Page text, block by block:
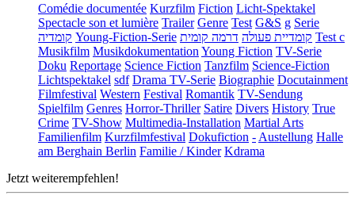
Comédie documentée Kurzfilm Fiction Licht-Spektakel
Spectacle son et lumière Trailer Genre Test G&S g Serie
קומדיה Young-Fiction-Serie קומדיית פעולה דרמה קומית
Test c
Musikfilm Musikdokumentation Young Fiction TV-Serie
Doku Reportage Science Fiction Tanzfilm Science-Fiction
Lichtspektakel sdf Drama TV-Serie Biographie Docutainment
Filmfestival Western Festival Romantik TV-Sendung
Spielfilm Genres Horror-Thriller Satire Divers History True
Crime TV-Show Multimedia-Installation Martial Arts
Familienfilm Kurzfilmfestival Dokufiction - Austellung Halle
am Berghain Berlin Familie / Kinder Kdrama
Jetzt weiterempfehlen!